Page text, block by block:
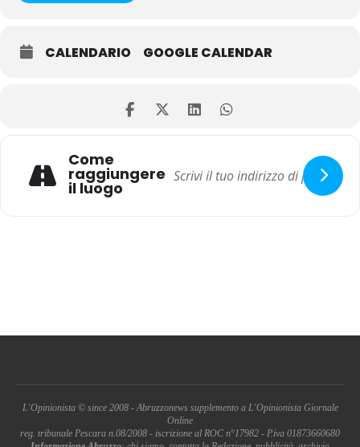
CALENDARIO GOOGLE CALENDAR
Come
raggiungere
il luogo
L'Opinionista © since 2008 - Abruzzonews supplemento a L'Opinionista Giornale
Online
reg. tribunale Pescara n.08/2008 - iscrizione al ROC n°17982 - P.iva 01873660680